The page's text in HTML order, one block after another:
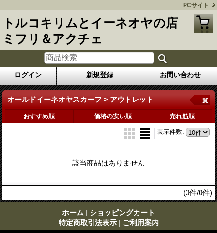
PCサイト
トルコキリムとイーネオヤの店
ミフリ＆アクチェ
ログイン 新規登録 お問い合わせ
オールドイーネオヤスカーフ > アウトレット 一覧
おすすめ順 価格の安い順 売れ筋順
表示件数:
該当商品はありません
(0件/0件)
ホーム | ショッピングカート
特定商取引法表示 | ご利用案内